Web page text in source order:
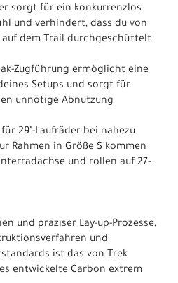
sorgt für ein konkurrenzlos
und verhindert, dass du von
dem Trail durchgeschüttelt
Zugführung ermöglicht eine
Setups und sorgt für
unnötige Abnutzung
29"-Laufräder bei nahezu
Rahmen in Größe S kommen
und rollen auf 27-
und präziser Lay-up-Prozesse,
und
ist das von Trek
entwickelte Carbon extrem